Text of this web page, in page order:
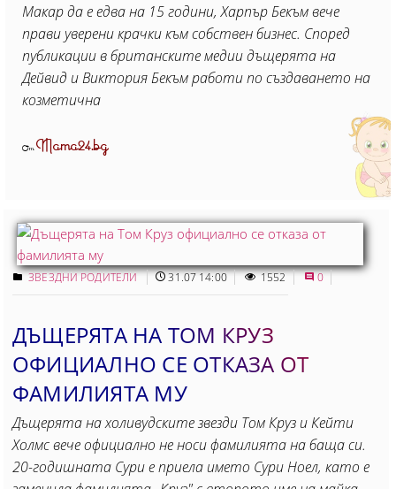
Макар да е едва на 15 години, Харпър Бекъм вече
прави уверени крачки към собствен бизнес. Според
публикации в британските медии дъщерята на
Дейвид и Виктория Бекъм работи по създаването на
козметична
ОтMama24.bg
ЗВЕЗДНИ РОДИТЕЛИ 31.07 14:00 1552 0
ДЪЩЕРЯТА НА ТОМ КРУЗ
ОФИЦИАЛНО СЕ ОТКАЗА ОТ
ФАМИЛИЯТА МУ
Дъщерята на холивудските звезди Том Круз и Кейти
Холмс вече официално не носи фамилията на баща си.
20-годишната Сури е приела името Сури Ноел, като е